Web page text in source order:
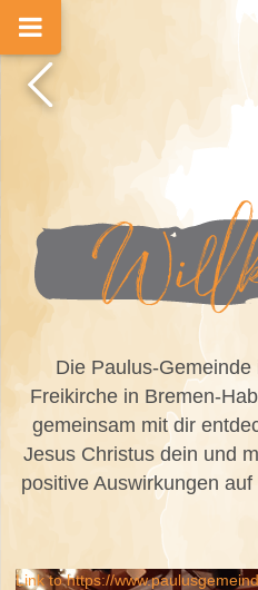
Die Paulus-
Freikirche in Bremen-
gemeinsam mit dir
Jesus Christus dein und
positive Auswirkungen
Link to https://